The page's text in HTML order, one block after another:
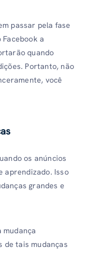
passar pela fase
a
quando
Portanto, não
você
os anúncios
aprendizado. Isso
grandes e
mudança
de tais mudanças